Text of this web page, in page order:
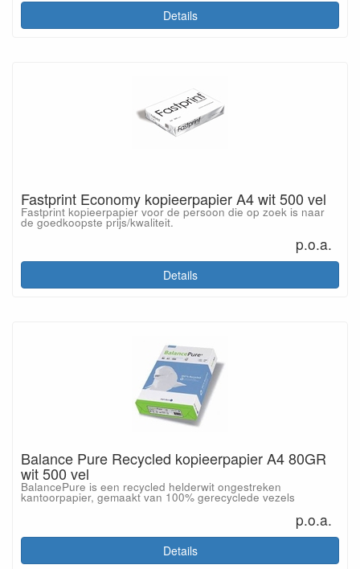
Details
Fastprint Economy kopieerpapier A4 wit 500 vel
Fastprint kopieerpapier voor de persoon die op zoek is naar
de goedkoopste prijs/kwaliteit.
p.o.a.
Details
Balance Pure Recycled kopieerpapier A4 80GR
wit 500 vel
BalancePure is een recycled helderwit ongestreken
kantoorpapier, gemaakt van 100% gerecyclede vezels
p.o.a.
Details